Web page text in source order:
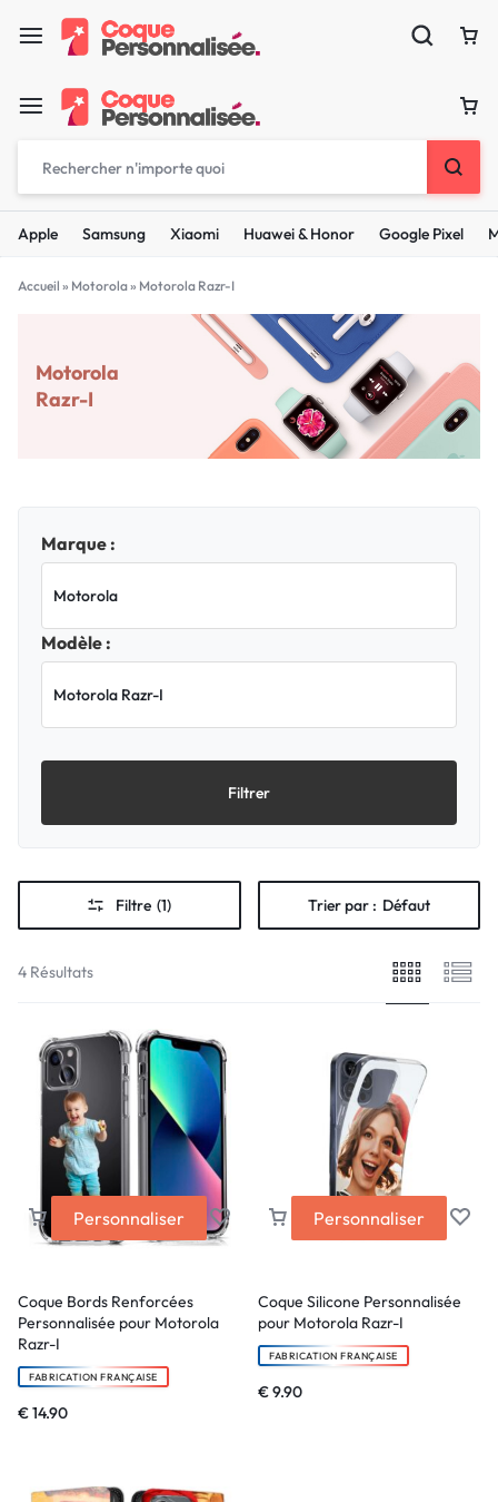
Apple Samsung Xiaomi Huawei & Honor Google Pixel
Accueil » Motorola» Motorola Razr-I
Motorola
Razr-I
Marque :
Modèle :
Filtrer
Filtre (1) Trier par : Défaut
4 Résultats
Personnaliser
Coque Bords Renforcées
Personnalisée pour Motorola
Razr-I
FABRICATION FRANÇAISE
€14.90
Personnaliser
Coque Silicone Personnalisée
pour Motorola Razr-I
FABRICATION FRANÇAISE
€9.90